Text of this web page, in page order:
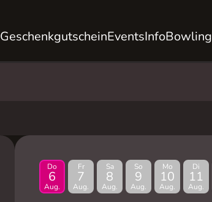
GeschenkgutscheinEventsInfoBowling
Do
6
Aug.
Fr
7
Aug.
Sa
8
Aug.
So
9
Aug.
Mo
10
Aug.
Di
11
Aug.